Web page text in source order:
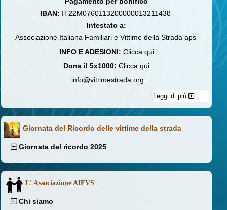
IBAN: IT22M0760113200000013211438
Intestato a:
Associazione Italiana Familiari e Vittime della Strada aps
INFO E ADESIONI: Clicca qui
Dona il 5x1000: Clicca qui
info@vittimestrada.org
Leggi di più
Giornata del Ricordo delle vittime della strada
Giornata del ricordo 2025
L' Associazione AIFVS
Chi siamo